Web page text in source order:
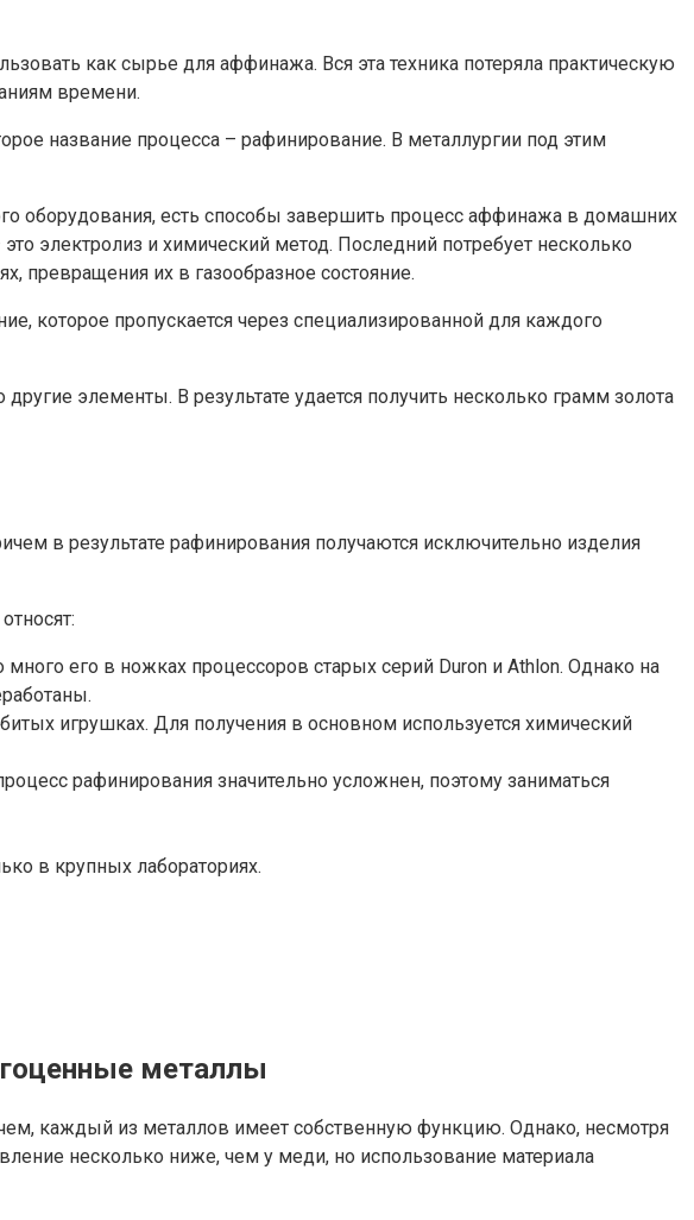
как сырье для аффинажа. Вся эта техника потеряла практическую
времени.
название процесса – рафинирование. В металлургии под этим
оборудования, есть способы завершить процесс аффинажа в домашних
электролиз и химический метод. Последний потребует несколько
превращения их в газообразное состояние.
которое пропускается через специализированной для каждого
элементы. В результате удается получить несколько грамм золота
в результате рафинирования получаются исключительно изделия
его в ножках процессоров старых серий Duron и Athlon. Однако на
игрушках. Для получения в основном используется химический
рафинирования значительно усложнен, поэтому заниматься
в крупных лабораториях.
металлы
каждый из металлов имеет собственную функцию. Однако, несмотря
несколько ниже, чем у меди, но использование материала